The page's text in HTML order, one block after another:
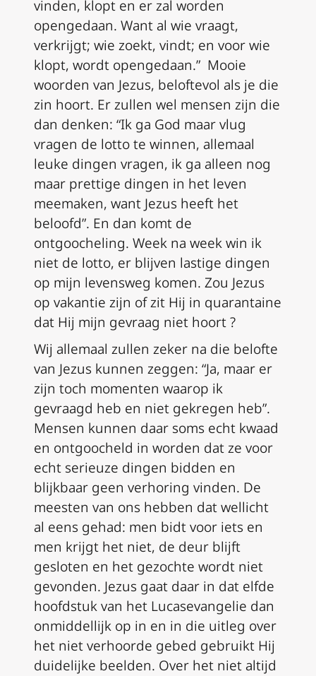
vinden, klopt en er zal worden
opengedaan. Want al wie vraagt,
verkrijgt; wie zoekt, vindt; en voor wie
klopt, wordt opengedaan.” Mooie
woorden van Jezus, beloftevol als je die
zin hoort. Er zullen wel mensen zijn die
dan denken: “Ik ga God maar vlug
vragen de lotto te winnen, allemaal
leuke dingen vragen, ik ga alleen nog
maar prettige dingen in het leven
meemaken, want Jezus heeft het
beloofd”. En dan komt de
ontgoocheling. Week na week win ik
niet de lotto, er blijven lastige dingen
op mijn levensweg komen. Zou Jezus
op vakantie zijn of zit Hij in quarantaine
dat Hij mijn gevraag niet hoort ?
Wij allemaal zullen zeker na die belofte
van Jezus kunnen zeggen: “Ja, maar er
zijn toch momenten waarop ik
gevraagd heb en niet gekregen heb”.
Mensen kunnen daar soms echt kwaad
en ontgoocheld in worden dat ze voor
echt serieuze dingen bidden en
blijkbaar geen verhoring vinden. De
meesten van ons hebben dat wellicht
al eens gehad: men bidt voor iets en
men krijgt het niet, de deur blijft
gesloten en het gezochte wordt niet
gevonden. Jezus gaat daar in dat elfde
hoofdstuk van het Lucasevangelie dan
onmiddellijk op in en in die uitleg over
het niet verhoorde gebed gebruikt Hij
duidelijke beelden. Over het niet altijd